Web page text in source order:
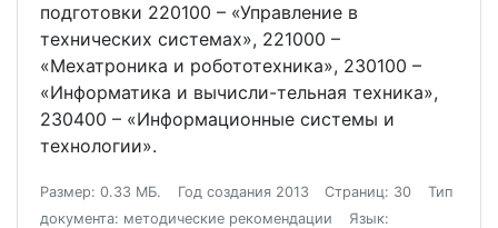
подготовки 220100 – «Управление в
технических системах», 221000 –
«Мехатроника и робототехника», 230100 –
«Информатика и вычисли-тельная техника»,
230400 – «Информационные системы и
технологии».
Размер: 0.33 МБ. Год создания 2013 Страниц: 30
Тип
документа: методические рекомендации
Язык: